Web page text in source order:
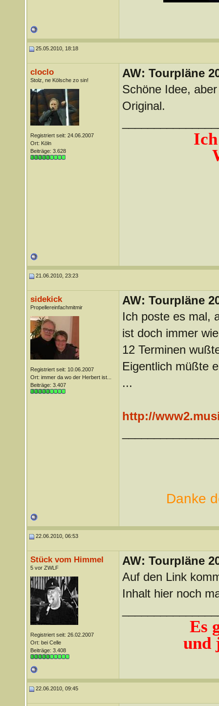
25.05.2010, 18:18
cloclo
Stolz, ne Kölsche zo sin!
Registriert seit: 24.06.2007
Ort: Köln
Beiträge: 3.628
AW: Tourpläne
Schöne Idee,
Original.
21.06.2010, 23:23
sidekick
Propellereinfachmitmir
Registriert seit: 10.06.2007
Ort: immer da wo der Herbert ist...
Beiträge: 3.407
AW: Tourpläne
Ich poste es mal,
ist doch immer
12 Terminen
Eigentlich müßte
...
http://
Danke
22.06.2010, 06:53
Stück vom Himmel
5 vor ZWLF
Registriert seit: 26.02.2007
Ort: bei Celle
Beiträge: 3.408
AW: Tourpläne
Auf den Link
Inhalt hier noch
Es
und
22.06.2010, 09:45